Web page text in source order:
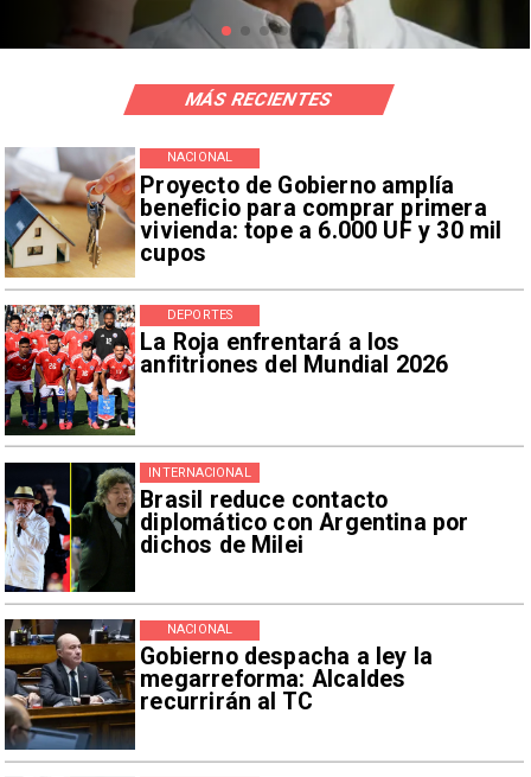
Proyecto de Gobierno amplía
beneficio para comprar primera
vivienda: tope a 6.000 UF y 30 mil
cupos
NACIONAL
La Roja enfrentará a los
anfitriones del Mundial 2026
DEPORTES
Brasil reduce contacto
diplomático con Argentina por
dichos de Milei
INTERNACIONAL
Gobierno despacha a ley la
megarreforma: Alcaldes
recurrirán al TC
NACIONAL
MÁS RECIENTES